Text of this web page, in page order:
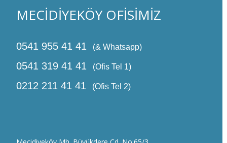
MECİDİYEKÖY OFİSİMİZ
0541 955 41 41 (& Whatsapp)
0541 319 41 41 (Ofis Tel 1)
0212 211 41 41 (Ofis Tel 2)